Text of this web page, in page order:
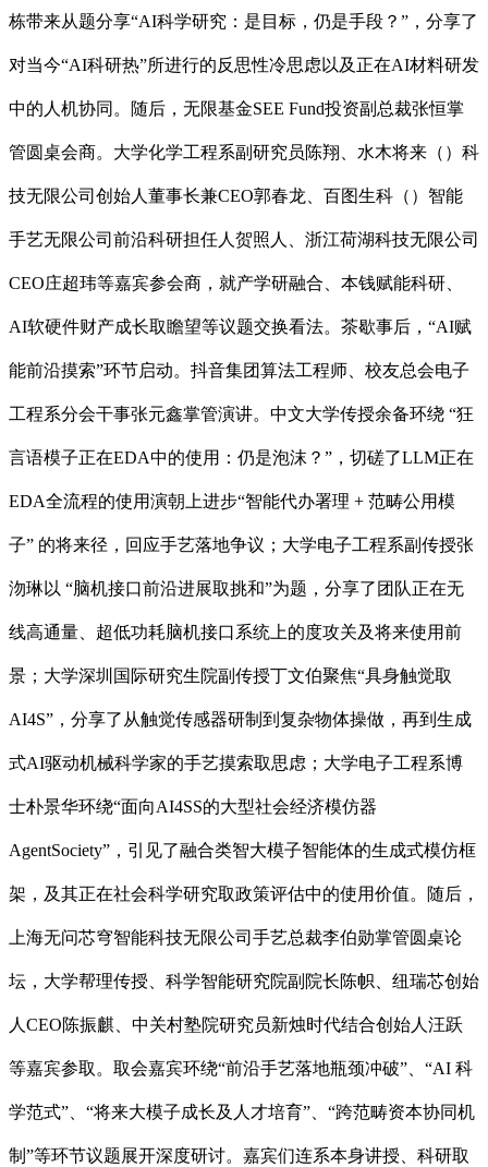
栋带来从题分享“AI科学研究：是目标，仍是手段？”，分享了
对当今“AI科研热”所进行的反思性冷思虑以及正在AI材料研发
中的人机协同。随后，无限基金SEE Fund投资副总裁张恒掌
管圆桌会商。大学化学工程系副研究员陈翔、水木将来（）科
技无限公司创始人董事长兼CEO郭春龙、百图生科（）智能
手艺无限公司前沿科研担任人贺照人、浙江荷湖科技无限公司
CEO庄超玮等嘉宾参会商，就产学研融合、本钱赋能科研、
AI软硬件财产成长取瞻望等议题交换看法。茶歇事后，“AI赋
能前沿摸索”环节启动。抖音集团算法工程师、校友总会电子
工程系分会干事张元鑫掌管演讲。中文大学传授余备环绕 “狂
言语模子正在EDA中的使用：仍是泡沫？”，切磋了LLM正在
EDA全流程的使用演朝上进步“智能代办署理 + 范畴公用模
子” 的将来径，回应手艺落地争议；大学电子工程系副传授张
沕琳以 “脑机接口前沿进展取挑和”为题，分享了团队正在无
线高通量、超低功耗脑机接口系统上的度攻关及将来使用前
景；大学深圳国际研究生院副传授丁文伯聚焦“具身触觉取
AI4S”，分享了从触觉传感器研制到复杂物体操做，再到生成
式AI驱动机械科学家的手艺摸索取思虑；大学电子工程系博
士朴景华环绕“面向AI4SS的大型社会经济模仿器
AgentSociety”，引见了融合类智大模子智能体的生成式模仿框
架，及其正在社会科学研究取政策评估中的使用价值。随后，
上海无问芯穹智能科技无限公司手艺总裁李伯勋掌管圆桌论
坛，大学帮理传授、科学智能研究院副院长陈帜、纽瑞芯创始
人CEO陈振麒、中关村塾院研究员新烛时代结合创始人汪跃
等嘉宾参取。取会嘉宾环绕“前沿手艺落地瓶颈冲破”、“AI 科
学范式”、“将来大模子成长及人才培育”、“跨范畴资本协同机
制”等环节议题展开深度研讨。嘉宾们连系本身讲授、科研取